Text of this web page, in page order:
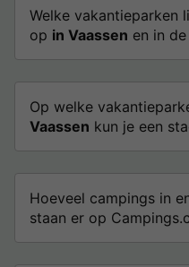
Welke vakantieparken
op in Vaassen en in
Op welke
Vaassen kun je een
Hoeveel campings in
staan er op